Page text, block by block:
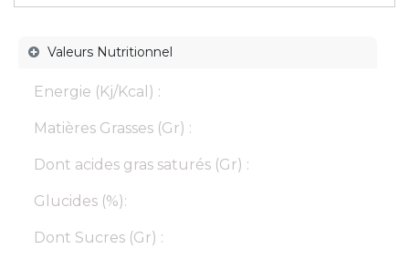
Valeurs Nutritionnel
Energie (Kj/Kcal) :
Matières Grasses (Gr) :
Dont acides gras saturés (Gr) :
Glucides (%):
Dont Sucres (Gr) :